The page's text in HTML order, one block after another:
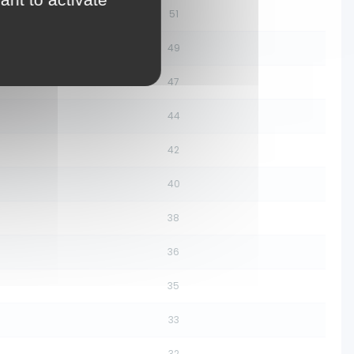
51
49
47
44
42
40
38
36
35
33